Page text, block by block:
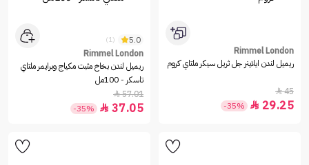
Rimmel London
ريميل لندن ايلاينر جل ثريل سيكر ملتاي كروم
45

29.25

-35%
5.0
(1)
Rimmel London
ريميل لندن بخاخ مثبت مكياج وبرايمر ملتاي
تاسكر - 100مل
57.01

37.05

-35%